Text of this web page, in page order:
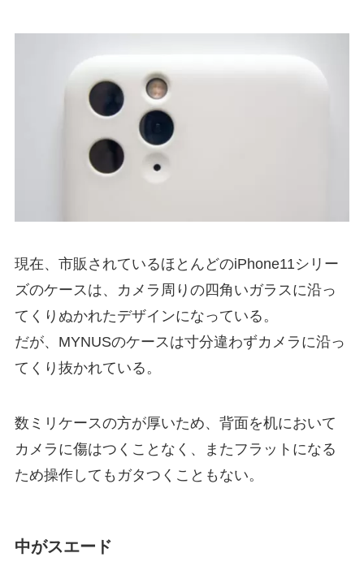
現在、市販されているほとんどのiPhone11シリー
ズのケースは、カメラ周りの四角いガラスに沿っ
てくりぬかれたデザインになっている。
だが、MYNUSのケースは寸分違わずカメラに沿っ
てくり抜かれている。
数ミリケースの方が厚いため、背面を机において
カメラに傷はつくことなく、またフラットになる
ため操作してもガタつくこともない。
中がスエード